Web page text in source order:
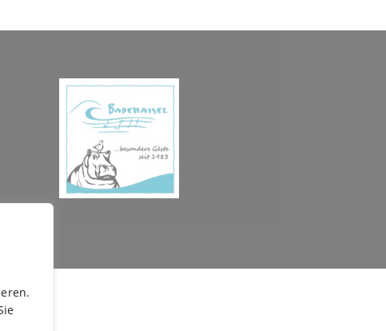
Copyright © 2026 BADEHAISEL e.V. - Kleine Bühne, Große